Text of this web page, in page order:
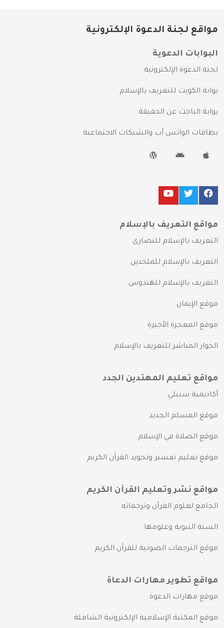
مواقع لجنة الدعوة الإلكترونية
البوابات الدعوية
لجنة الدعوة الإلكترونية
بوابة الكويت للتعريف بالإسلام
بوابة الباحث عن الحقيقة
بطاقات الواتس آب والشبكات الاجتماعية
مواقع التعريف بالإسلام
التعريف بالإسلام للنصارى
التعريف بالإسلام للملحدين
التعريف بالإسلام للهندوس
موقع الإيمان
موقع المعجزة الأخيرة
الحوار المباشر للتعريف بالإسلام
مواقع تعليم المهتدين الجدد
أكاديمية سبيلي
موقع المسلم الجديد
موقع الصلاة في الإسلام
موقع تعليم تفسير وتجويد القرآن الكريم
مواقع نشر وتعليم القرآن الكريم
الجامع لعلوم القرآن وترجماته
السنة النبوية وعلومها
موقع الترجمات الصوتية للقرآن الكريم
مواقع تطوير مهارات الدعاة
موقع مهارات الدعوة
موقع المكتبة الإسلامية الإلكترونية الشاملة